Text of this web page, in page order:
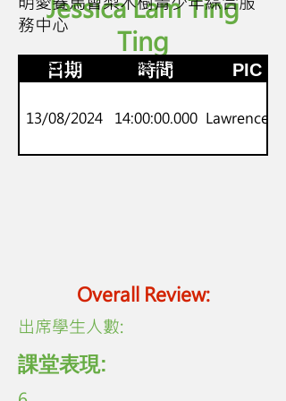
Jessica Lam Ting
Ting
日期 時間 PIC
13/08/2024 14:00:00.000 Lawrence Lo
Overall Review:
初小
Speed English 高速英文生字
務中心
​出席學生人數:
課堂表現: